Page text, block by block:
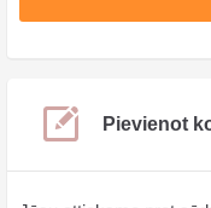
Pievienot